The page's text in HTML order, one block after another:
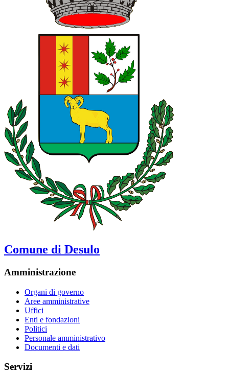
Comune di Desulo
Amministrazione
Organi di governo
Aree amministrative
Uffici
Enti e fondazioni
Politici
Personale amministrativo
Documenti e dati
Servizi